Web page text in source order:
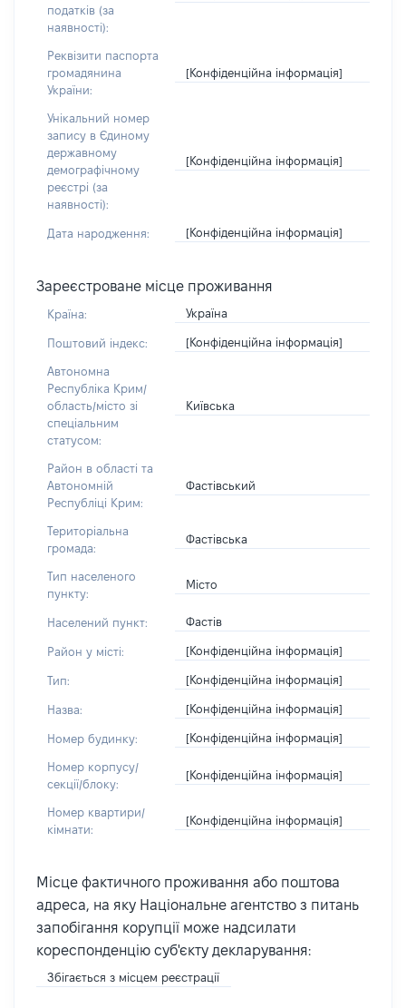
податків (за
наявності):
Реквізити паспорта
громадянина
України:
[Конфіденційна інформація]
Унікальний номер
запису в Єдиному
державному
демографічному
реєстрі (за
наявності):
[Конфіденційна інформація]
Дата народження: [Конфіденційна інформація]
Зареєстроване місце проживання
Країна: Україна
Поштовий індекс: [Конфіденційна інформація]
Автономна
Республіка Крим/
область/місто зі
спеціальним
статусом:
Київська
Район в області та
Автономній
Республіці Крим:
Фастівський
Територіальна
громада:
Фастівська
Тип населеного
пункту:
Місто
Населений пункт: Фастів
Район у місті: [Конфіденційна інформація]
Тип: [Конфіденційна інформація]
Назва: [Конфіденційна інформація]
Номер будинку: [Конфіденційна інформація]
Номер корпусу/
секції/блоку:
[Конфіденційна інформація]
Номер квартири/
кімнати:
[Конфіденційна інформація]
Місце фактичного проживання або поштова
адреса, на яку Національне агентство з питань
запобігання корупції може надсилати
кореспонденцію суб'єкту декларування:
Збігається з місцем реєстрації